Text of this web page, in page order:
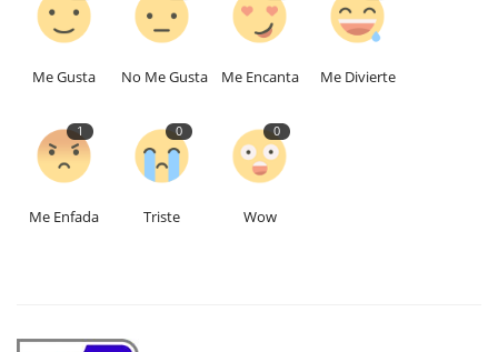
Me Gusta No Me Gusta Me Encanta Me Divierte
1
Me Enfada
0
Triste
0
Wow